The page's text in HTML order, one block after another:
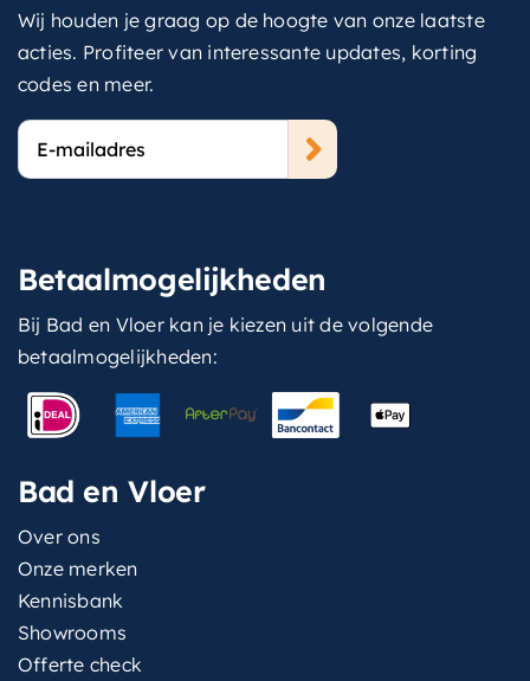
Wij houden je graag op de hoogte van onze laatste
acties. Profiteer van interessante updates, korting
codes en meer.
E-
mailadres
Betaalmogelijkheden
Bij Bad en Vloer kan je kiezen uit de volgende
betaalmogelijkheden:
Bad en Vloer
Over ons
Onze merken
Kennisbank
Showrooms
Offerte check